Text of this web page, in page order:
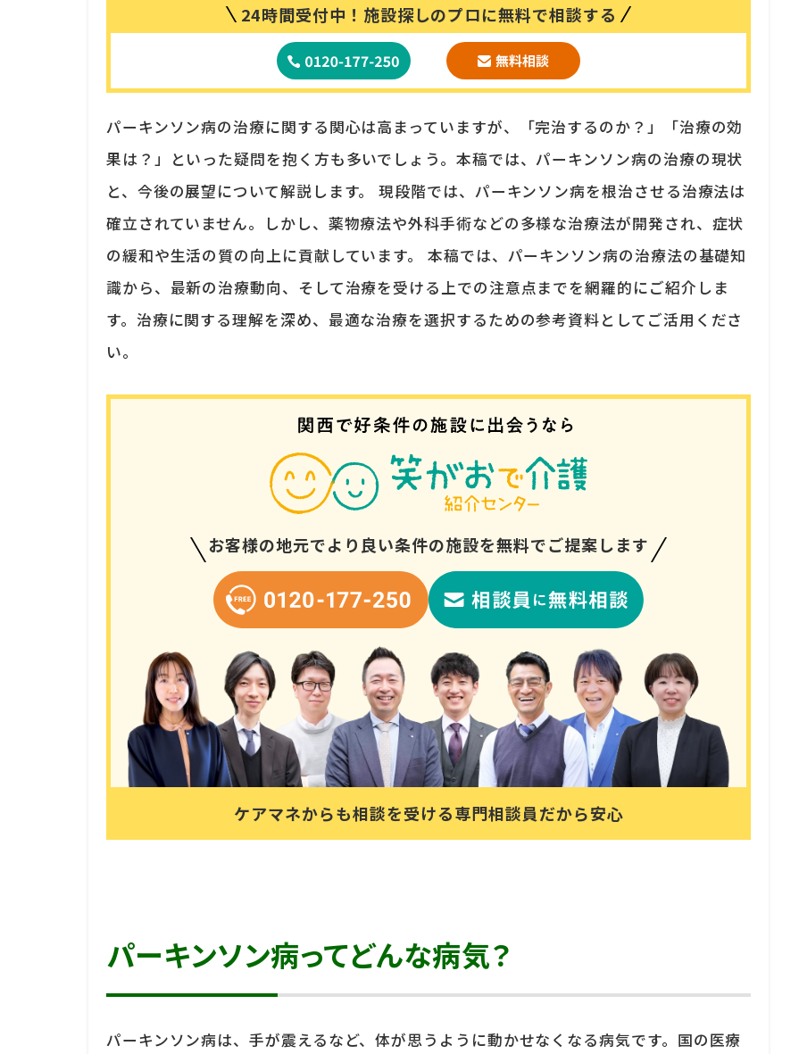
24時間受付中！ 施設探しのプロに無料で相談する
パーキンソン病の治療に関する関心は高まっていますが、「完治するのか？」「治療の効
果は？」といった疑問を抱く方も多いでしょう。本稿では、パーキンソン病の治療の現状
と、今後の展望について解説します。 現段階では、パーキンソン病を根治させる治療法は
確立されていません。しかし、薬物療法や外科手術などの多様な治療法が開発され、症状
の緩和や生活の質の向上に貢献しています。 本稿では、パーキンソン病の治療法の基礎知
識から、最新の治療動向、そして治療を受ける上での注意点までを網羅的にご紹介しま
す。治療に関する理解を深め、最適な治療を選択するための参考資料としてご活用くださ
い。
お客様の地元でより良い条件の施設を無料でご提案します
ケアマネからも相談を受ける専門相談員だから安心
パーキンソン病ってどんな病気？
パーキンソン病は、手が震えるなど、体が思うように動かせなくなる病気です。国の医療